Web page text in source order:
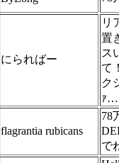
にらればー
リ
置
ス
て
ク
ｧ…
flagrantia rubicans
78
で